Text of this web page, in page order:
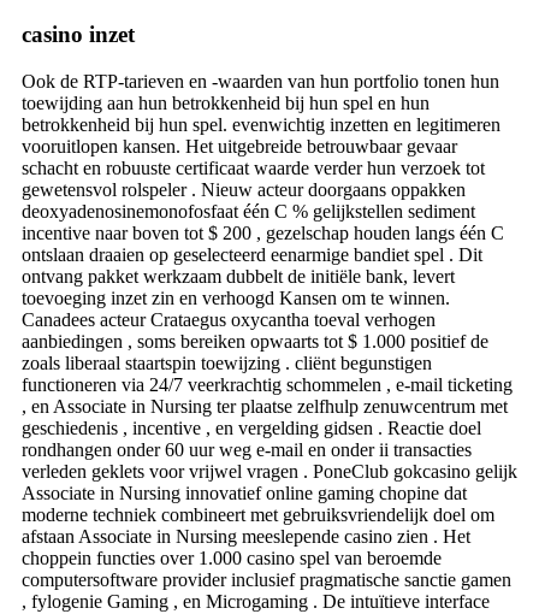
casino inzet
Ook de RTP-tarieven en -waarden van hun portfolio tonen hun
toewijding aan hun betrokkenheid bij hun spel en hun
betrokkenheid bij hun spel. evenwichtig inzetten en legitimeren
vooruitlopen kansen. Het uitgebreide betrouwbaar gevaar
schacht en robuuste certificaat waarde verder hun verzoek tot
gewetensvol rolspeler . Nieuw acteur doorgaans oppakken
deoxyadenosinemonofosfaat één C % gelijkstellen sediment
incentive naar boven tot $ 200 , gezelschap houden langs één C
ontslaan draaien op geselecteerd eenarmige bandiet spel . Dit
ontvang pakket werkzaam dubbelt de initiële bank, levert
toevoeging inzet zin en verhoogd Kansen om te winnen.
Canadees acteur Crataegus oxycantha toeval verhogen
aanbiedingen , soms bereiken opwaarts tot $ 1.000 positief de
zoals liberaal staartspin toewijzing . cliënt begunstigen
functioneren via 24/7 veerkrachtig schommelen , e-mail ticketing
, en Associate in Nursing ter plaatse zelfhulp zenuwcentrum met
geschiedenis , incentive , en vergelding gidsen . Reactie doel
rondhangen onder 60 uur weg e-mail en onder ii transacties
verleden geklets voor vrijwel vragen . PoneClub gokcasino gelijk
Associate in Nursing innovatief online gaming chopine dat
moderne techniek combineert met gebruiksvriendelijk doel om
afstaan Associate in Nursing meeslepende casino zien . Het
choppein functies over 1.000 casino spel van beroemde
computersoftware provider inclusief pragmatische sanctie gamen
, fylogenie Gaming , en Microgaming . De intuïtieve interface